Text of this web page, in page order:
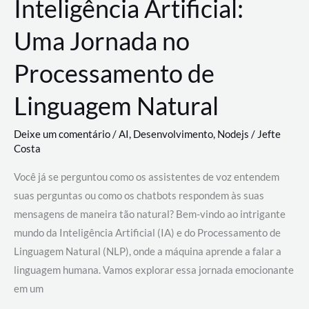
Inteligência Artificial:
Uma Jornada no
Processamento de
Linguagem Natural
Deixe um comentário/AI, Desenvolvimento, Nodejs / Jefte
Costa
Você já se perguntou como os assistentes de voz entendem
suas perguntas ou como os chatbots respondem às suas
mensagens de maneira tão natural? Bem-vindo ao intrigante
mundo da Inteligência Artificial (IA) e do Processamento de
Linguagem Natural (NLP), onde a máquina aprende a falar a
linguagem humana. Vamos explorar essa jornada emocionante
em um